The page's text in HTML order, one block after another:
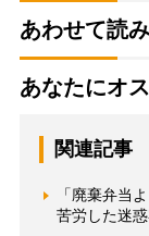
あわせて読
あなたにオ
関連記事
「廃棄弁当
苦労した迷